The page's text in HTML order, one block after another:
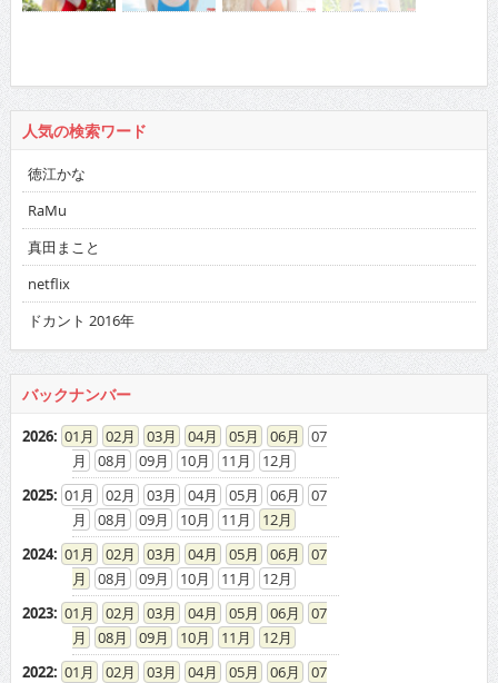
人気の検索ワード
徳江かな
RaMu
真田まこと
netflix
ドカント 2016年
バックナンバー
2026: 01 02 03 04 05 06
07
08
09 10 11
12
2025: 01 02 03 04 05 06
07
08
09 10 11
12
2024: 01 02 03 04 05 06
07
08
09 10 11
12
2023: 01 02 03 04 05 06
07
08
09 10 11
12
2022: 01 02 03 04 05 06
07